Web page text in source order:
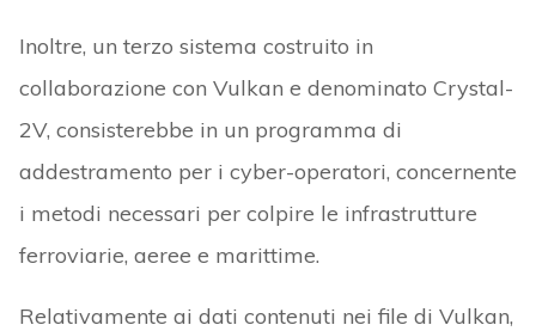
Inoltre, un terzo sistema costruito in
collaborazione con Vulkan e denominato Crystal-
2V, consisterebbe in un programma di
addestramento per i cyber-operatori, concernente
i metodi necessari per colpire le infrastrutture
ferroviarie, aeree e marittime.
Relativamente ai dati contenuti nei file di Vulkan,